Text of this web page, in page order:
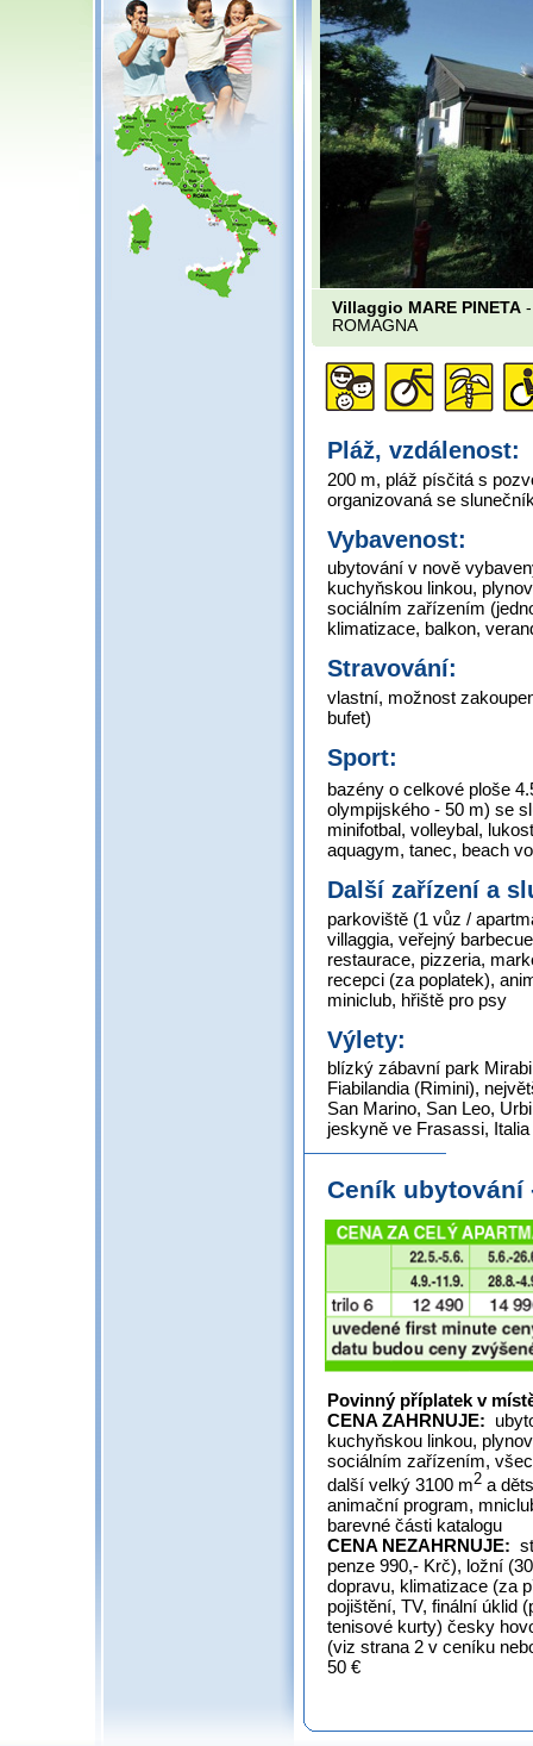
Villaggio MARE PINETA
ROMAGNA
Pláž, vzdálenost:
200 m, pláž písčitá s
organizovaná se
Vybavenost:
ubytování v nově
kuchyňskou linkou,
sociálním zařízením
klimatizace, balkon,
Stravování:
vlastní, možnost
bufet)
Sport:
bazény o celkové ploše
olympijského - 50 m) se
minifotbal, volleybal,
aquagym, tanec, beach
Další zařízení a
parkoviště (1 vůz /
villaggia, veřejný
restaurace, pizzeria,
recepci (za poplatek),
miniclub, hřiště pro psy
Výlety:
blízký zábavní park
Fiabilandia (Rimini),
San Marino, San Leo,
jeskyně ve Frasassi,
Ceník
Povinný příplatek v
CENA ZAHRNUJE:
kuchyňskou linkou,
sociálním zařízením,
další velký 3100 m2 a
animační program,
barevné části katalogu
CENA NEZAHRNUJE:
penze 990,- Krč), ložní
dopravu, klimatizace (za
pojištění, TV, finální úklid
tenisové kurty) česky
(viz strana 2 v ceníku
50 €